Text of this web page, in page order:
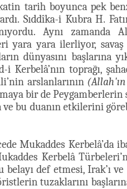
tarih boyunca pek
Sıddîka-i Kubra H.
Aynı zamanda
yara yara ilerliyor,
dünyasını başlarına
i Kerbelâ’nın toprağı,
arslanlarının
bir de
bu duanın etkilerini
Mukaddes Kerbelâ’da
Kerbelâ
def etmesi, Irak’ı
tuzaklarını